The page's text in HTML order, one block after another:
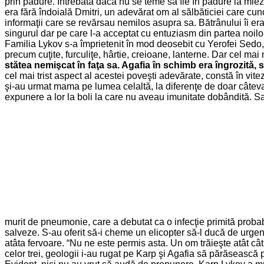
era fără îndoială Dmitri, un adevărat om al sălbăticiei care
informaţii care se revărsau nemilos asupra sa. Bătrânului îi
singurul dar pe care l-a acceptat cu entuziasm din partea
Familia Lykov s-a împrietenit în mod deosebit cu Yerofei
precum cuţite, furculiţe, hârtie, creioane, lanterne. Dar cel
stătea nemişcat în faţa sa. Agafia în schimb era
cel mai trist aspect al acestei poveşti adevărate, constă în
şi-au urmat mama pe lumea celaltă, la diferenţe de doar
expunere a lor la boli la care nu aveau imunitate dobândită.
murit de pneumonie, care a debutat ca o infecţie primită
salveze. S-au oferit să-i cheme un elicopter să-l ducă de
atâta fervoare. “Nu ne este permis asta. Un om trăieşte atât
celor trei, geologii i-au rugat pe Karp şi Agafia să